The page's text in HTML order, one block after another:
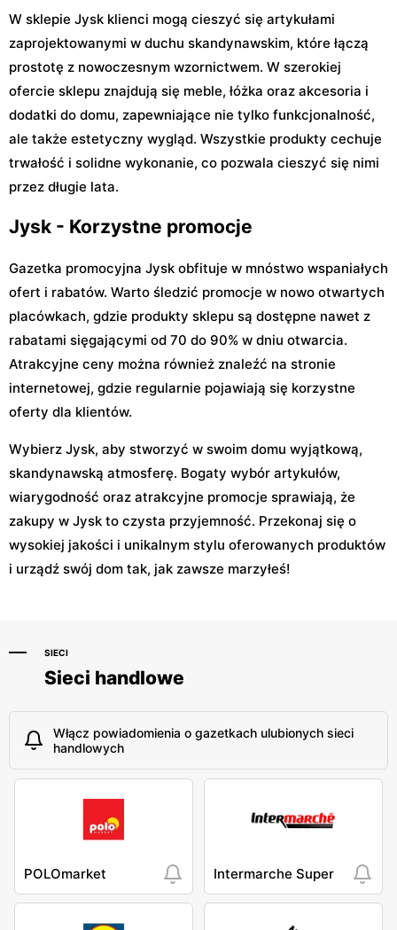
W sklepie Jysk klienci mogą cieszyć się artykułami
zaprojektowanymi w duchu skandynawskim, które łączą
prostotę z nowoczesnym wzornictwem. W szerokiej
ofercie sklepu znajdują się meble, łóżka oraz akcesoria i
dodatki do domu, zapewniające nie tylko funkcjonalność,
ale także estetyczny wygląd. Wszystkie produkty cechuje
trwałość i solidne wykonanie, co pozwala cieszyć się nimi
przez długie lata.
Jysk - Korzystne promocje
Gazetka promocyjna Jysk obfituje w mnóstwo wspaniałych
ofert i rabatów. Warto śledzić promocje w nowo otwartych
placówkach, gdzie produkty sklepu są dostępne nawet z
rabatami sięgającymi od 70 do 90% w dniu otwarcia.
Atrakcyjne ceny można również znaleźć na stronie
internetowej, gdzie regularnie pojawiają się korzystne
oferty dla klientów.
Wybierz Jysk, aby stworzyć w swoim domu wyjątkową,
skandynawską atmosferę. Bogaty wybór artykułów,
wiarygodność oraz atrakcyjne promocje sprawiają, że
zakupy w Jysk to czysta przyjemność. Przekonaj się o
wysokiej jakości i unikalnym stylu oferowanych produktów
i urządź swój dom tak, jak zawsze marzyłeś!
SIECI
Sieci handlowe
Włącz powiadomienia o gazetkach ulubionych sieci
handlowych
POLOmarket Intermarche Super